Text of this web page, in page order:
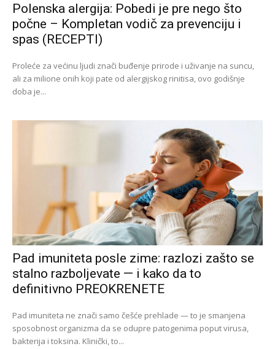
Polenska alergija: Pobedi je pre nego što
počne – Kompletan vodič za prevenciju i
spas (RECEPTI)
Proleće za većinu ljudi znači buđenje prirode i uživanje na suncu,
ali za milione onih koji pate od alergijskog rinitisa, ovo godišnje
doba je...
Pad imuniteta posle zime: razlozi zašto se
stalno razboljevate — i kako da to
definitivno PREOKRENETE
Pad imuniteta ne znači samo češće prehlade — to je smanjena
sposobnost organizma da se odupre patogenima poput virusa,
bakterija i toksina. Klinički, to...